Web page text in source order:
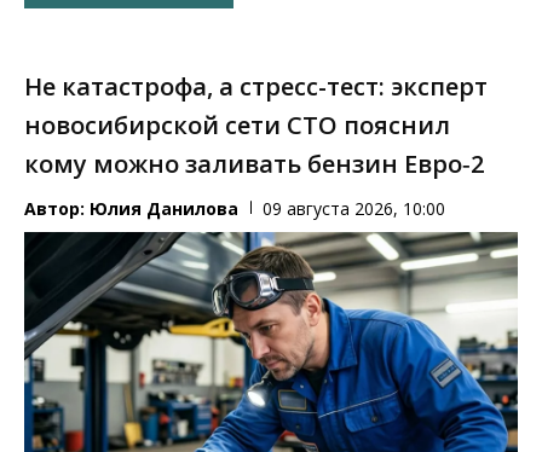
Не катастрофа, а стресс-тест: эксперт
новосибирской сети СТО пояснил
кому можно заливать бензин Евро‑2
Автор: Юлия Данилова 09 августа 2026, 10:00